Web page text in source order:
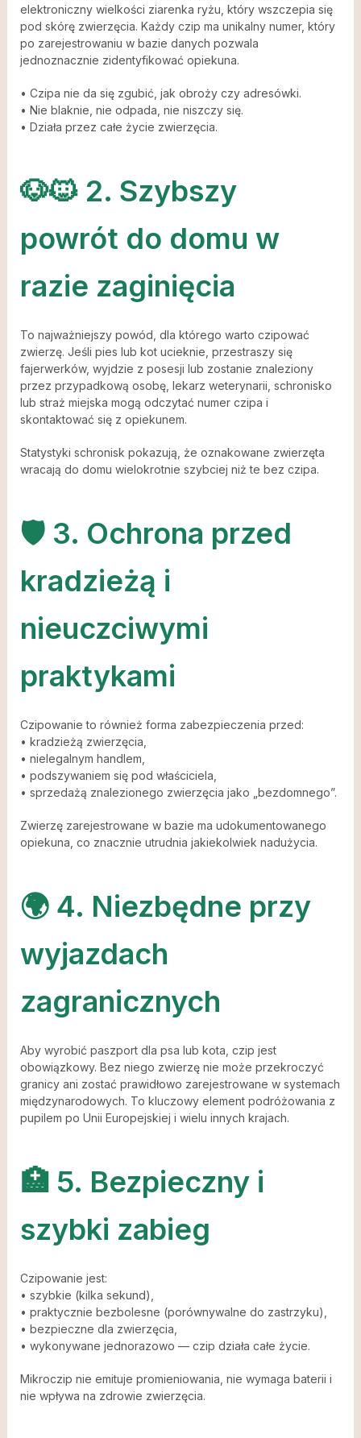
elektroniczny wielkości ziarenka ryżu, który wszczepia się
pod skórę zwierzęcia. Każdy czip ma unikalny numer, który
po zarejestrowaniu w bazie danych pozwala
jednoznacznie zidentyfikować opiekuna.
• Czipa nie da się zgubić, jak obroży czy adresówki.
• Nie blaknie, nie odpada, nie niszczy się.
• Działa przez całe życie zwierzęcia.
🐶🐱 2. Szybszy
powrót do domu w
razie zaginięcia
To najważniejszy powód, dla którego warto czipować
zwierzę. Jeśli pies lub kot ucieknie, przestraszy się
fajerwerków, wyjdzie z posesji lub zostanie znaleziony
przez przypadkową osobę, lekarz weterynarii, schronisko
lub straż miejska mogą odczytać numer czipa i
skontaktować się z opiekunem.
Statystyki schronisk pokazują, że oznakowane zwierzęta
wracają do domu wielokrotnie szybciej niż te bez czipa.
🛡️ 3. Ochrona przed
kradzieżą i
nieuczciwymi
praktykami
Czipowanie to również forma zabezpieczenia przed:
• kradzieżą zwierzęcia,
• nielegalnym handlem,
• podszywaniem się pod właściciela,
• sprzedażą znalezionego zwierzęcia jako „bezdomnego”.
Zwierzę zarejestrowane w bazie ma udokumentowanego
opiekuna, co znacznie utrudnia jakiekolwiek nadużycia.
🌍 4. Niezbędne przy
wyjazdach
zagranicznych
Aby wyrobić paszport dla psa lub kota, czip jest
obowiązkowy. Bez niego zwierzę nie może przekroczyć
granicy ani zostać prawidłowo zarejestrowane w systemach
międzynarodowych. To kluczowy element podróżowania z
pupilem po Unii Europejskiej i wielu innych krajach.
🏥 5. Bezpieczny i
szybki zabieg
Czipowanie jest:
• szybkie (kilka sekund),
• praktycznie bezbolesne (porównywalne do zastrzyku),
• bezpieczne dla zwierzęcia,
• wykonywane jednorazowo — czip działa całe życie.
Mikroczip nie emituje promieniowania, nie wymaga baterii i
nie wpływa na zdrowie zwierzęcia.